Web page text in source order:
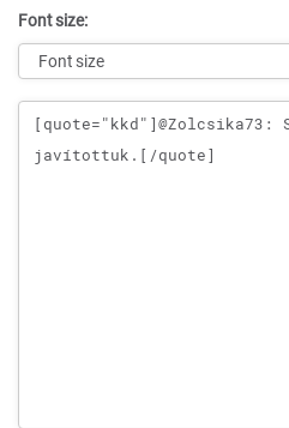
Font size:
Message